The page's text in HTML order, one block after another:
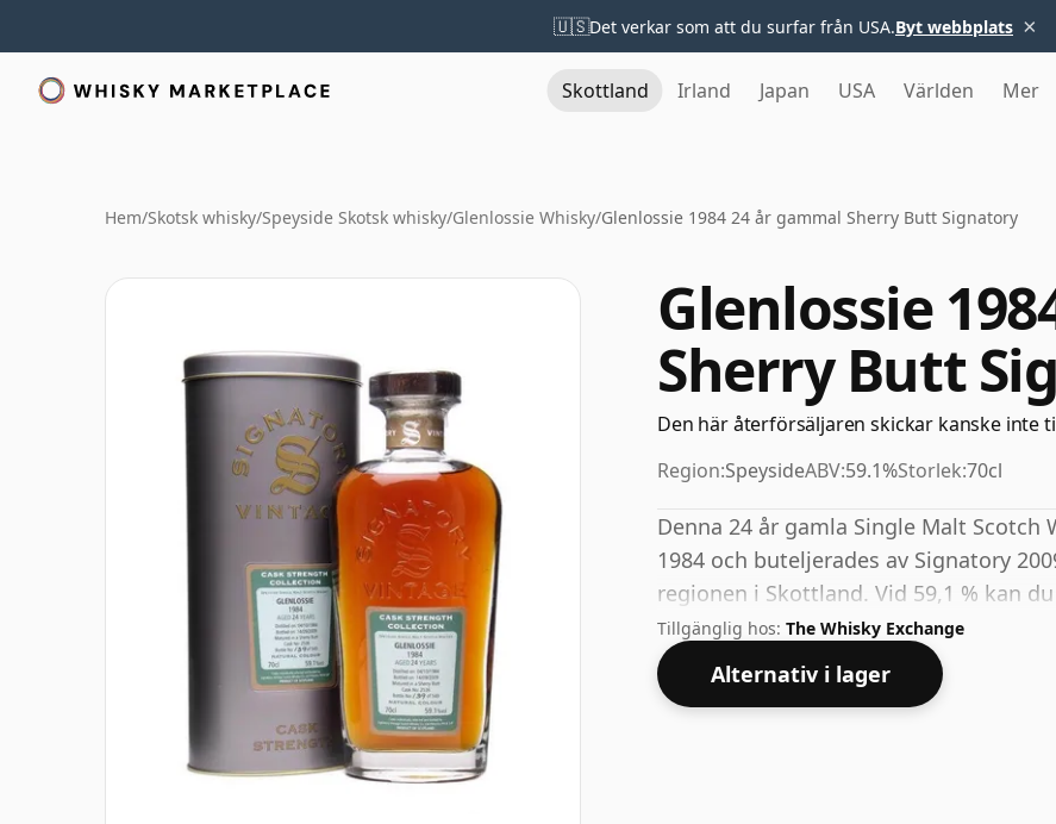
🇺🇸Det verkar som att du surfar från USA.Byt webbplats ×
Skottland Irland Japan USA Världen Mer
Hem/Skotsk whisky/Speyside Skotsk whisky/Glenlossie Whisky/Glenlossie 1984 24 år gammal Sherry Butt Signatory
Glenlossie
Sherry Butt
Den här återförsäljaren skickar kanske inte
Region:SpeysideABV:59.1%Storlek:70cl
Denna 24 år gamla Single Malt
1984 och buteljerades av Signatory
regionen i Skottland. Vid 59,1 % kan
anständigt vatten till denna whisky för
andan.
Tillgänglig hos: The Whisky Exchange
Alternativ i lager